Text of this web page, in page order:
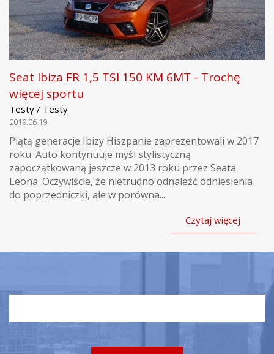
Seat Ibiza FR 1,5 TSI 150 KM 6MT - Trochę
więcej sportu
Testy / Testy
2019.06.19
Piątą generacje Ibizy Hiszpanie zaprezentowali w 2017
roku. Auto kontynuuje myśl stylistyczną
zapoczątkowaną jeszcze w 2013 roku przez Seata
Leona. Oczywiście, że nietrudno odnaleźć odniesienia
do poprzedniczki, ale w porówna...
Czytaj więcej